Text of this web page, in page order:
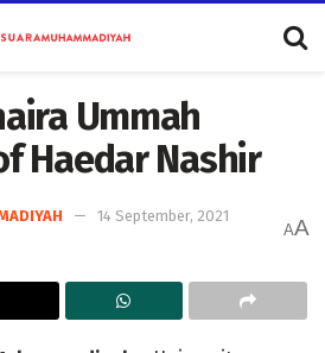
Ummah
Haedar Nashir
14 September, 2021
AA